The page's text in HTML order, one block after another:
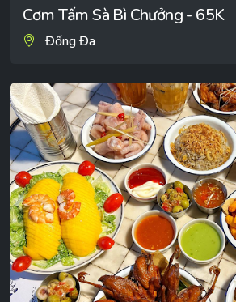
Cơm Tấm Sà Bì Chưởng - 65K
Đống Đa